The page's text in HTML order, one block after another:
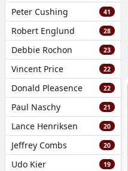
Peter Cushing 41
Robert Englund 28
Debbie Rochon 23
Vincent Price 22
Donald Pleasence 22
Paul Naschy 21
Lance Henriksen 20
Jeffrey Combs 20
Udo Kier 19